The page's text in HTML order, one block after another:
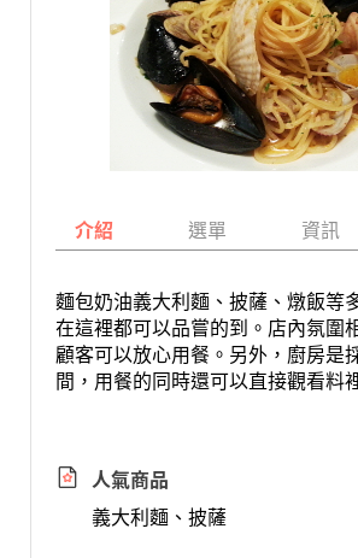
介紹 選單 資訊
麵包奶油義大利麵、披薩、燉飯等
在這裡都可以品嘗的到。店內氛圍
顧客可以放心用餐。另外，廚房是
間，用餐的同時還可以直接觀看料
人氣商品
義大利麵、披薩